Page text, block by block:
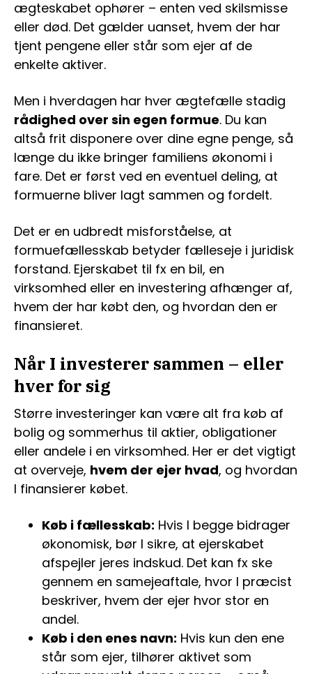
ægteskabet ophører – enten ved skilsmisse
eller død. Det gælder uanset, hvem der har
tjent pengene eller står som ejer af de
enkelte aktiver.
Men i hverdagen har hver ægtefælle stadig
rådighed over sin egen formue. Du kan
altså frit disponere over dine egne penge, så
længe du ikke bringer familiens økonomi i
fare. Det er først ved en eventuel deling, at
formuerne bliver lagt sammen og fordelt.
Det er en udbredt misforståelse, at
formuefællesskab betyder fælleseje i juridisk
forstand. Ejerskabet til fx en bil, en
virksomhed eller en investering afhænger af,
hvem der har købt den, og hvordan den er
finansieret.
Når I investerer sammen – eller
hver for sig
Større investeringer kan være alt fra køb af
bolig og sommerhus til aktier, obligationer
eller andele i en virksomhed. Her er det vigtigt
at overveje, hvem der ejer hvad, og hvordan
I finansierer købet.
Køb i fællesskab: Hvis I begge bidrager
økonomisk, bør I sikre, at ejerskabet
afspejler jeres indskud. Det kan fx ske
gennem en samejeaftale, hvor I præcist
beskriver, hvem der ejer hvor stor en
andel.
Køb i den enes navn: Hvis kun den ene
står som ejer, tilhører aktivet som